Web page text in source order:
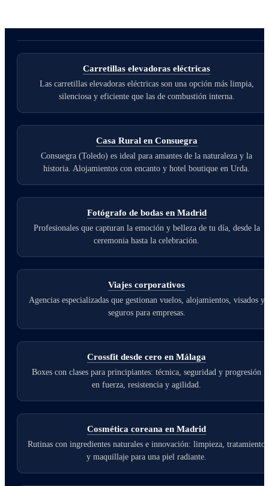
Carretillas elevadoras eléctricas
Las carretillas elevadoras eléctricas son una opción más limpia,
silenciosa y eficiente que las de combustión interna.
Casa Rural en Consuegra
Consuegra (Toledo) es ideal para amantes de la naturaleza y la
historia. Alojamientos con encanto y hotel boutique en Urda.
Fotógrafo de bodas en Madrid
Profesionales que capturan la emoción y belleza de tu día, desde la
ceremonia hasta la celebración.
Viajes corporativos
Agencias especializadas que gestionan vuelos, alojamientos, visados y
seguros para empresas.
Crossfit desde cero en Málaga
Boxes con clases para principiantes: técnica, seguridad y progresión
en fuerza, resistencia y agilidad.
Cosmética coreana en Madrid
Rutinas con ingredientes naturales e innovación: limpieza, tratamiento
y maquillaje para una piel radiante.